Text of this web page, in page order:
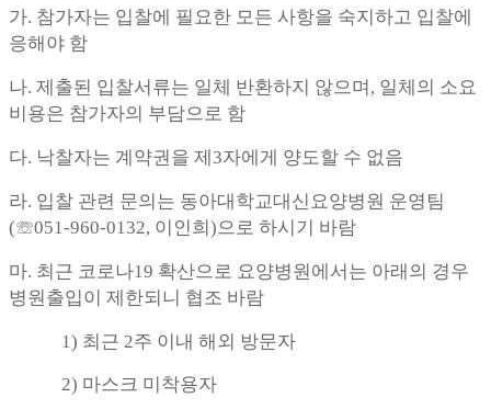
가. 참가자는 입찰에 필요한 모든 사항을 숙지하고 입찰에
응해야 함
나. 제출된 입찰서류는 일체 반환하지 않으며, 일체의 소요
비용은 참가자의 부담으로 함
다. 낙찰자는 계약권을 제3자에게 양도할 수 없음
라. 입찰 관련 문의는 동아대학교대신요양병원 운영팀
(☏051-960-0132, 이인희)으로 하시기 바람
마. 최근 코로나19 확산으로 요양병원에서는 아래의 경우
병원출입이 제한되니 협조 바람
1) 최근 2주 이내 해외 방문자
2) 마스크 미착용자